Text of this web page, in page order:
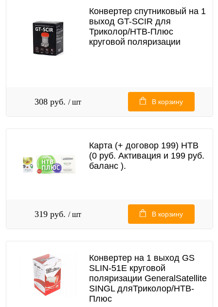
Конвертер спутниковый на 1
выход GT-SCIR для
Триколор/НТВ-Плюс
круговой поляризации
308 руб. / шт В корзину
Карта (+ договор 199) НТВ
(0 руб. Активация и 199 руб.
баланс ).
319 руб. / шт В корзину
Конвертер на 1 выход GS
SLIN-51E круговой
поляризации GeneralSatellite
SINGL дляТриколор/НТВ-
Плюс